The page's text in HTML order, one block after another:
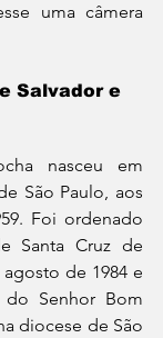
uma câmera
Salvador e
nasceu em
São Paulo, aos
Foi ordenado
Santa Cruz de
agosto de 1984 e
do Senhor Bom
diocese de São